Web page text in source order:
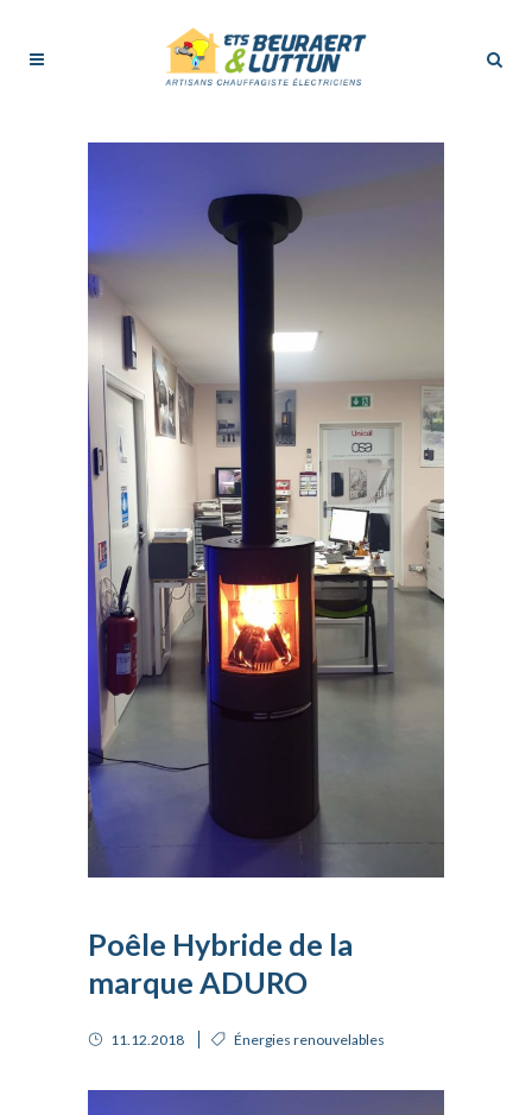
Poêle Hybride de la
marque ADURO
11.12.2018 Énergies renouvelables